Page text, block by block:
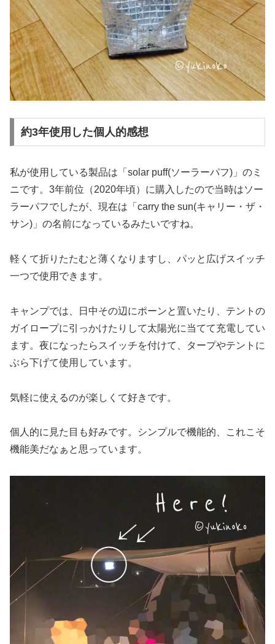
約3年使用した個人的感想
私が使用している製品は「solar puff(ソーラーパフ)」のミ
ニです。3年前位（2020年頃）に購入したので当時はソー
ラーパフでしたが、現在は「carry the sun(キャリー・ザ・
サン)」の名前になっているみたいですね。
軽くて折りたたむと薄くなりますし、パッと広げスイッチ
一つで使用できます。
キャンプでは、日中その辺にポーンと置いたり、テントの
ガイロープに引っかけたりして太陽光に当てて充電してい
ます。夜になったらスイッチを付けて、タープやテントに
ぶら下げて使用しています。
気軽に使えるのが楽しくて好きです。
個人的に見た目も好みです。シンプルで機能的、これこそ
機能美だなぁと思っています。